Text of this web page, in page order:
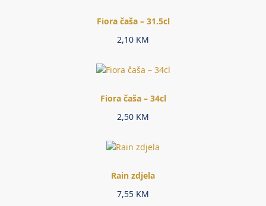
Fiora čaša – 31.5cl
2,10 KM
Fiora čaša – 34cl
2,50 KM
Rain zdjela
7,55 KM